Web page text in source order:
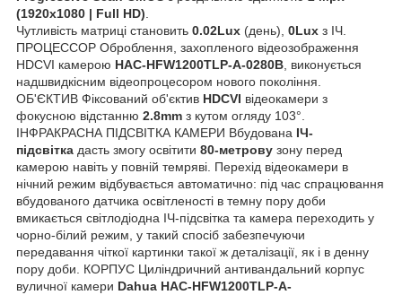
(1920х1080 | Full HD).
Чутливість матриці становить 0.02Lux (день), 0Lux з ІЧ.
ПРОЦЕССОР Оброблення, захопленого відеозображення
HDCVI камерою HAC-HFW1200TLP-A-0280B, виконується
надшвидкісним відеопроцесором нового покоління.
ОБ'ЄКТИВ Фіксований об'єктив HDCVI відеокамери з
фокусною відстанню 2.8mm з кутом огляду 103°.
ІНФРАКРАСНА ПІДСВІТКА КАМЕРИ Вбудована ІЧ-
підсвітка дасть змогу освітити 80-метрову зону перед
камерою навіть у повній темряві. Перехід відеокамери в
нічний режим відбувається автоматично: під час спрацювання
вбудованого датчика освітленості в темну пору доби
вмикається світлодіодна ІЧ-підсвітка та камера переходить у
чорно-білий режим, у такий спосіб забезпечуючи
передавання чіткої картинки такої ж деталізації, як і в денну
пору доби. КОРПУС Циліндричний антивандальний корпус
вуличної камери Dahua HAC-HFW1200TLP-A-